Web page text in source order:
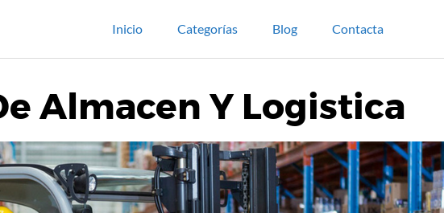
Inicio Categorías Blog Contacta
Almacen Y Logistica